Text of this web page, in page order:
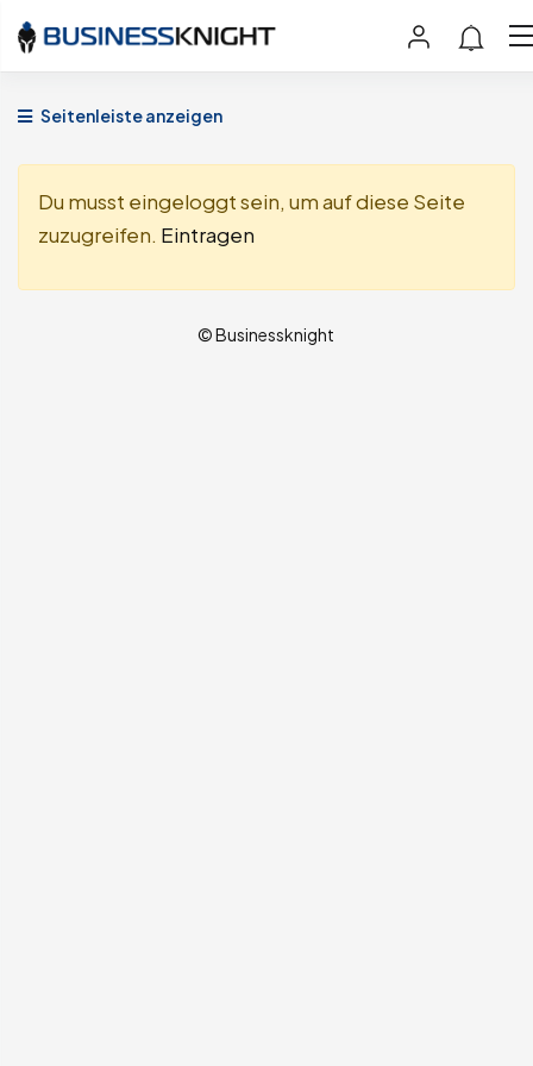
Seitenleiste anzeigen
Du musst eingeloggt sein, um auf diese Seite
zuzugreifen. Eintragen
© Businessknight